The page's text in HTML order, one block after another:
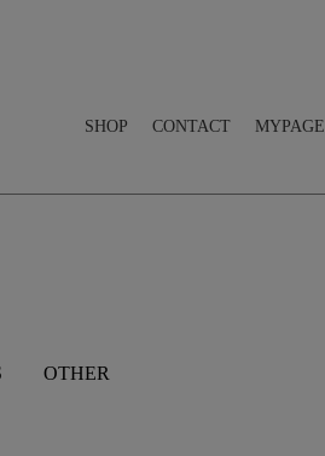
SHOP CONTACT MYPAGE
OTHER